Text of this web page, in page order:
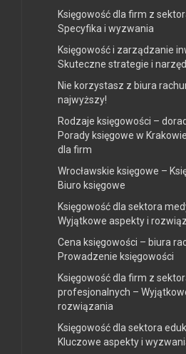
Księgowość dla firm z
Specyfika i wyzwania
Księgowość i zarządzanie
Skuteczne strategie i
Nie korzystasz z biura
najwyższy!
Rodzaje księgowości –
Porady księgowe w
dla firm
Wrocławskie księgowe –
Biuro księgowe
Księgowość dla sektora
Wyjątkowe aspekty i
Cena księgowości – biura
Prowadzenie księgowości
Księgowość dla firm z
profesjonalnych –
rozwiązania
Księgowość dla sektora
Kluczowe aspekty i